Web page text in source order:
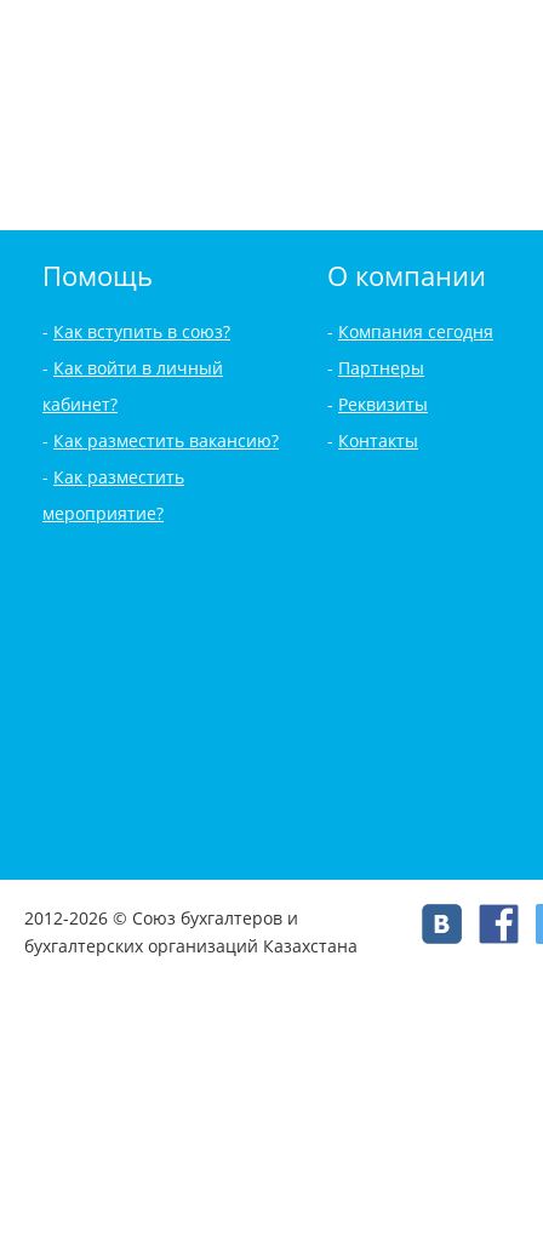
Помощь
Как вступить в союз?
Как войти в личный
кабинет?
Как разместить вакансию?
Как разместить
мероприятие?
О компании
Компания сегодня
Партнеры
Реквизиты
Контакты
2012-2026 © Союз бухгалтеров и
бухгалтерских организаций Казахстана